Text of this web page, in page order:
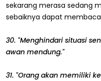
sekarang merasa sedang
sebaiknya dapat
30. "Menghindari situasi
awan mendung."
31. "Orang akan memiliki